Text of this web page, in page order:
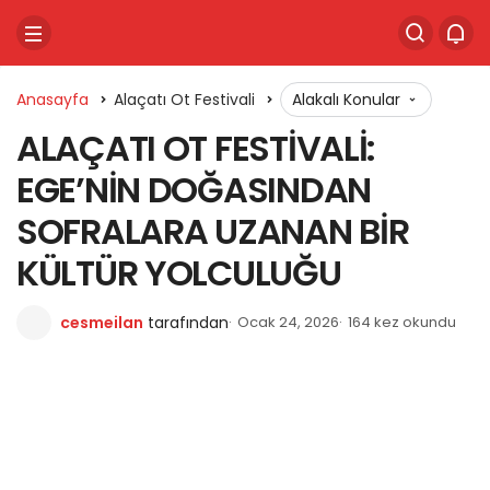
Anasayfa Alaçatı Ot Festivali Alakalı Konular
ALAÇATI OT FESTİVALİ:
EGE’NİN DOĞASINDAN
SOFRALARA UZANAN BİR
KÜLTÜR YOLCULUĞU
cesmeilan tarafından Ocak 24, 2026 164 kez okundu